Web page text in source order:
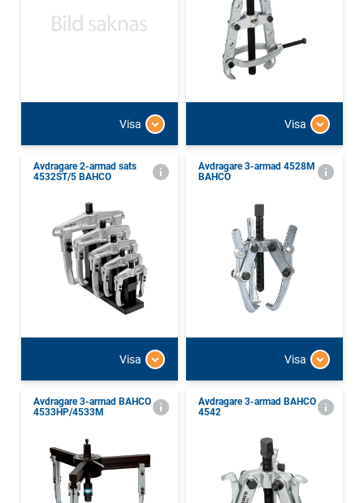
Visa Visa
Avdragare 2-armad sats
4532ST/5 BAHCO
Visa
Avdragare 3-armad 4528M
BAHCO
Visa
Avdragare 3-armad BAHCO
4533HP/4533M
Avdragare 3-armad BAHCO
4542